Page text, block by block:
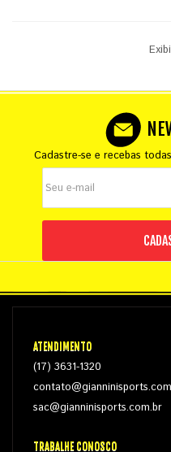
Cadastre-se e recebas
ATENDIMENTO
(17) 3631-1320
sac@gianninisports.com.br
TRABALHE CONOSCO